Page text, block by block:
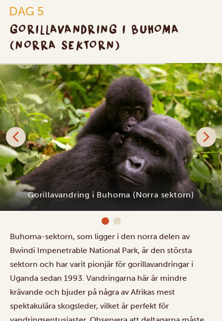
DAG 5
GORILLAVANDRING I BUHOMA
(NORRA SEKTORN)
Gorillavandring i Buhoma (Norra sektorn)
Buhoma-sektorn, som ligger i den norra delen av
Bwindi Impenetrable National Park, är den största
sektorn och har varit pionjär för gorillavandringar i
Uganda sedan 1993. Vandringarna här är mindre
krävande och bjuder på några av Afrikas mest
spektakulära skogsleder, vilket är perfekt för